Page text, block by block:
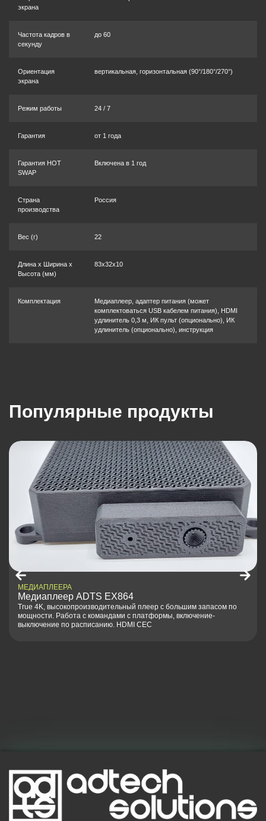
экрана
Частота кадров в
секунду
до 60
Ориентация
экрана
вертикальная, горизонтальная (90°/180°/270°)
Режим работы 24 / 7
Гарантия от 1 года
Гарантия HOT
SWAP
Включена в 1 год
Страна
производства
Россия
Вес (г) 22
Длина x Ширина x
Высота (мм)
83x32x10
Комплектация
Медиаплеер, адаптер питания (может
комплектоваться USB кабелем питания), HDMI
удлинитель 0,3 м, ИК пульт (опционально), ИК
удлинитель (опционально), инструкция
Популярные продукты
МЕДИАПЛЕЕРА
Медиаплеер ADTS EX864
True 4K, высокопроизводительный плеер с большим запасом по
мощности. Работа с командами с платформы, включение-
выключение по расписанию. HDMI CEC